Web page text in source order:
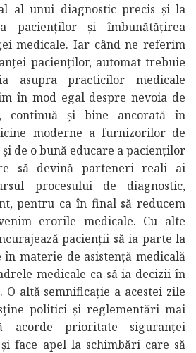
al unui diagnostic precis și la
pacienților și îmbunătățirea
medicale. Iar când ne referim
pacienților, automat trebuie
asupra practicilor medicale
în mod egal despre nevoia de
continuă și bine ancorată în
moderne a furnizorilor de
de o bună educare a pacienților
să devină parteneri reali ai
procesului de diagnostic,
pentru ca în final să reducem
erorile medicale. Cu alte
pacienții să ia parte la
materie de asistență medicală
medicale ca să ia decizii în
O altă semnificație a acestei zile
politici și reglementări mai
acorde prioritate siguranței
face apel la schimbări care să